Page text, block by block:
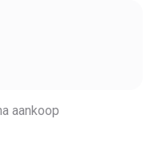
aankoop